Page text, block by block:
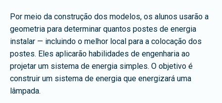
Por meio da construção dos modelos, os alunos usarão a
geometria para determinar quantos postes de energia
instalar — incluindo o melhor local para a colocação dos
postes. Eles aplicarão habilidades de engenharia ao
projetar um sistema de energia simples. O objetivo é
construir um sistema de energia que energizará uma
lâmpada.